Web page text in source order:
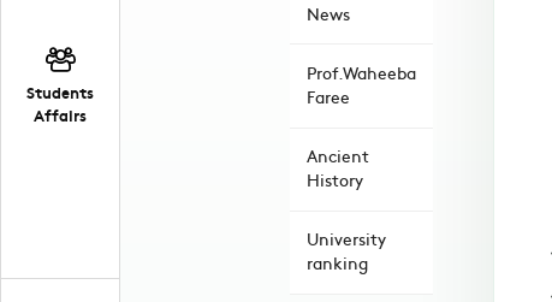
Students
Affairs
News
Prof.Waheeba
Faree
Ancient
History
University
ranking